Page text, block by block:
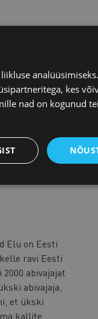
Elu on Eesti
ravi Eesti
abivajajat
abivajaja,
et ükski
kallite
kes
nad on kogunud